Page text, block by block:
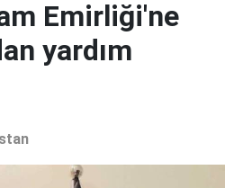
Emirliği'ne
yardım